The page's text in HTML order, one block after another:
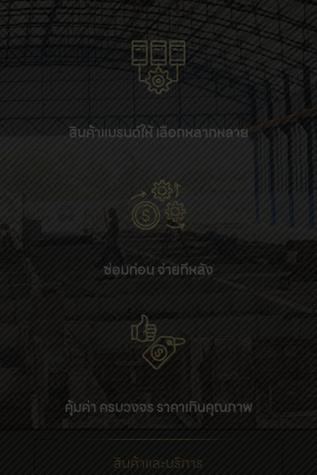
สินค้าแบรนด์ให้ เลือกหลากหลาย
ซ่อมก่อน จ่ายทีหลัง
คุ้มค่า ครบวงจร ราคาเกินคุณภาพ
สินค้าและบริการ